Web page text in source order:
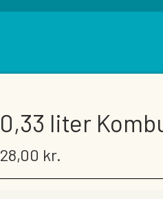
FÆRDIGPAKKEDE KIKS,
0,33 liter
28,00 kr.